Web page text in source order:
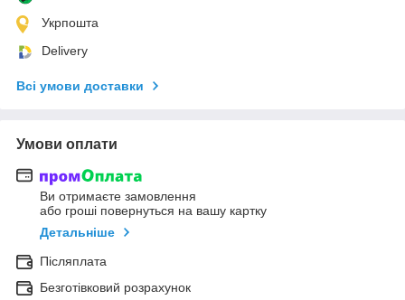
Укрпошта
Delivery
Всі умови доставки
Умови оплати
Ви отримаєте замовлення
або гроші повернуться на вашу картку
Детальніше
Післяплата
Безготівковий розрахунок